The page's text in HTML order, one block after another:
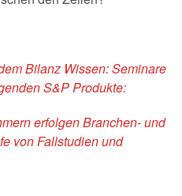
Bilanz Wissen: Seminare
S&P Produkte:
erfolgen Branchen- und
von Fallstudien und